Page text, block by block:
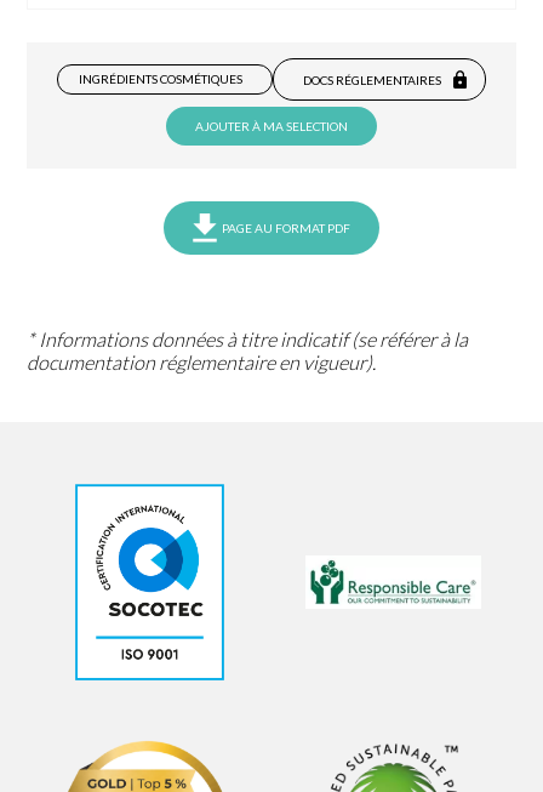
INGRÉDIENTS COSMÉTIQUES DOCS RÉGLEMENTAIRES
AJOUTER À MA SELECTION
PAGE AU FORMAT PDF
* Informations données à titre indicatif (se référer à la
documentation réglementaire en vigueur).